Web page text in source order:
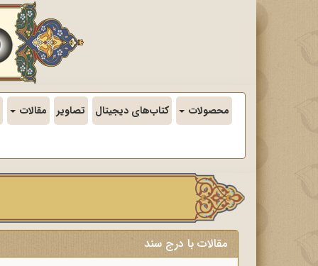
محصولات کتاب‌های دیجیتال تصاویر مقالات
مقالات با درج سند